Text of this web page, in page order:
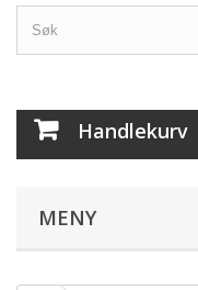
Handlekurv
MENY